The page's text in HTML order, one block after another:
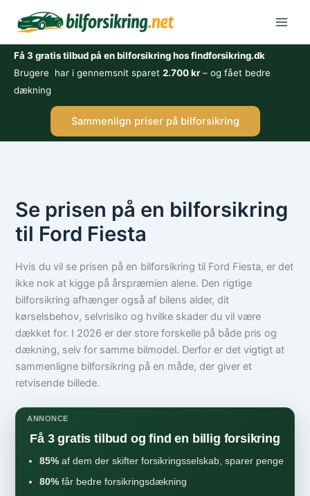
Få 3 gratis tilbud på en bilforsikring hos findforsikring.dk
Brugere har i gennemsnit sparet 2.700 kr– og fået bedre
dækning
Sammenlign priser på bilforsikring
Se prisen på en bilforsikring
til Ford Fiesta
Hvis du vil se prisen på en bilforsikring til Ford Fiesta, er det
ikke nok at kigge på årspræmien alene. Den rigtige
bilforsikring afhænger også af bilens alder, dit
kørselsbehov, selvrisiko og hvilke skader du vil være
dækket for. I 2026 er der store forskelle på både pris og
dækning, selv for samme bilmodel. Derfor er det vigtigt at
sammenligne bilforsikring på en måde, der giver et
retvisende billede.
ANNONCE
Få 3 gratis tilbud og find en billig forsikring
85% af dem der skifter forsikringsselskab, sparer penge
80% får bedre forsikringsdækning